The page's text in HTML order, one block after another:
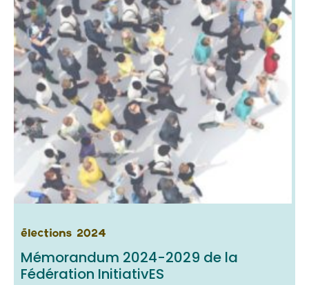
élections 2024
Mémorandum 2024-2029 de la
Fédération InitiativES